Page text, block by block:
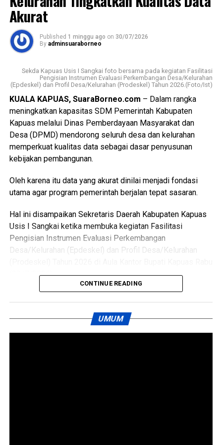
“Adapun sasaran kegiatan lurah tokoh masyarakat tokoh
pemuda tokoh masyarakat serta masyarakat Kelurahan
Selat Utara dengan melakukan Koordinasi dengan posko
kampung bebas narkoba untuk melakukan deteksi dini,”
Kasat Narkoba melanjutkan dalam kegiatan melakukan
Koordinasi Lomba Yel-Yel Anti Narkoba di tingkat RT di
Kelurahan Selat Utara dalam rangka memperingati HUT RI.
“Selama kegiatan berlangsung dalam keadaan aman
kondusif warga antusias mendukung program dan
dokumen terlampir,” ujarnya. (Ujg/SB)
Views: 29
Bagikan ke
WhatsApp 0 Facebook 0
Messenger 0 Twitter/X 0
Akurat
Published 1 minggu ago on 30/07/2026
By adminsuaraborneo
Sekda Kapuas Usis I Sangkai foto bersama pada kegiatan Fasilitasi
Pengisian Instrumen Evaluasi Perkembangan Desa/Kelurahan
(Epdeskel) dan Profil Desa/Kelurahan (Prodeskel) Tahun 2026.(Foto/Ist)
KUALA KAPUAS, SuaraBorneo.com – Dalam rangka
meningkatkan kapasitas SDM Pemerintah Kabupaten
Kapuas melalui Dinas Pemberdayaan Masyarakat dan
Desa (DPMD) mendorong seluruh desa dan kelurahan
memperkuat kualitas data sebagai dasar penyusunan
kebijakan pembangunan.
Oleh karena itu data yang akurat dinilai menjadi fondasi
utama agar program pemerintah berjalan tepat sasaran.
Hal ini disampaikan Sekretaris Daerah Kabupaten Kapuas
Usis I Sangkai ketika membuka kegiatan Fasilitasi
Pengisian Instrumen Evaluasi Perkembangan
Desa/Kelurahan (Epdeskel) dan Profil Desa/Kelurahan
(29/7/2026).
Kapuas Perry Noah para camat kepala desa lurah
perangkat desa operator desa dan kelurahan serta Tim
CONTINUE READING
UMUM